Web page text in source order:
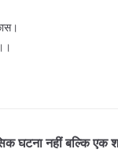
घटना नहीं बल्कि एक